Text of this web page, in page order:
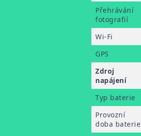
Přehrávání
fotografií
Wi-Fi
GPS
Zdroj
napájení
Typ baterie
Provozní
doba baterie